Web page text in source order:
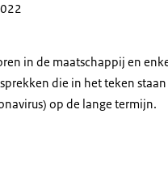
in de maatschappij en
die in het teken
op de lange termijn.